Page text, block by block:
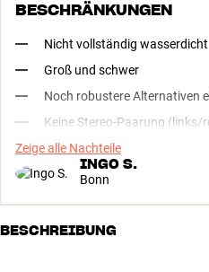
BESCHRÄNKUNGEN
Nicht vollständig wasserdicht
Groß und schwer
Noch robustere Alternativen
Keine Stereo-Paarung (links/
Zeige alle Nachteile
INGO S.
Bonn
BESCHREIBUNG